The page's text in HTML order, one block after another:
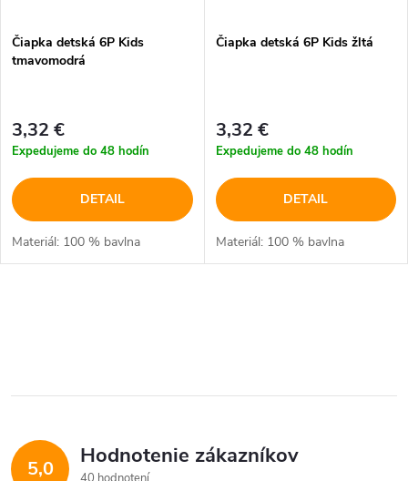
Čiapka detská 6P Kids
tmavomodrá
3,32 €
Expedujeme do 48 hodín
DETAIL
Materiál: 100 % bavlna
Čiapka detská 6P Kids žltá
3,32 €
Expedujeme do 48 hodín
DETAIL
Materiál: 100 % bavlna
l
d 5,0 Hodnotenie zákazníkov